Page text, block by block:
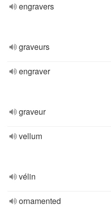
engravers
graveurs
engraver
graveur
vellum
vélin
ornamented